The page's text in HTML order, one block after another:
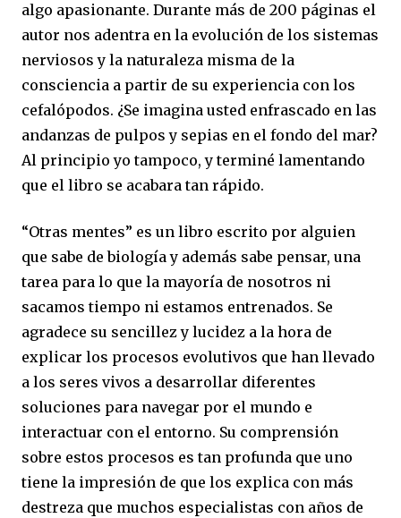
algo apasionante. Durante más de 200 páginas el
autor nos adentra en la evolución de los sistemas
nerviosos y la naturaleza misma de la
consciencia a partir de su experiencia con los
cefalópodos. ¿Se imagina usted enfrascado en las
andanzas de pulpos y sepias en el fondo del mar?
Al principio yo tampoco, y terminé lamentando
que el libro se acabara tan rápido.
“Otras mentes” es un libro escrito por alguien
que sabe de biología y además sabe pensar, una
tarea para lo que la mayoría de nosotros ni
sacamos tiempo ni estamos entrenados. Se
agradece su sencillez y lucidez a la hora de
explicar los procesos evolutivos que han llevado
a los seres vivos a desarrollar diferentes
soluciones para navegar por el mundo e
interactuar con el entorno. Su comprensión
sobre estos procesos es tan profunda que uno
tiene la impresión de que los explica con más
destreza que muchos especialistas con años de